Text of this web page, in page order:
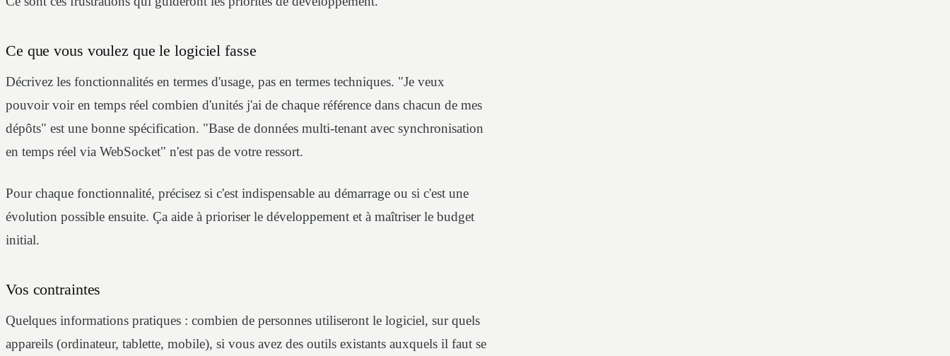
Ce que vous voulez que le logiciel fasse
Décrivez les fonctionnalités en termes d'usage, pas en termes techniques. "Je veux
pouvoir voir en temps réel combien d'unités j'ai de chaque référence dans chacun de mes
dépôts" est une bonne spécification. "Base de données multi-tenant avec synchronisation
en temps réel via WebSocket" n'est pas de votre ressort.
Pour chaque fonctionnalité, précisez si c'est indispensable au démarrage ou si c'est une
évolution possible ensuite. Ça aide à prioriser le développement et à maîtriser le budget
initial.
Vos contraintes
Quelques informations pratiques : combien de personnes utiliseront le logiciel, sur quels
appareils (ordinateur, tablette, mobile), si vous avez des outils existants auxquels il faut se